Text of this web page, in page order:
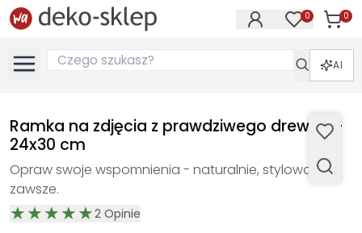
0 0
AI
Ramka na zdjęcia z prawdziwego drewna -
24x30 cm
Opraw swoje wspomnienia - naturalnie, stylowo, na
zawsze.
2 Opinie